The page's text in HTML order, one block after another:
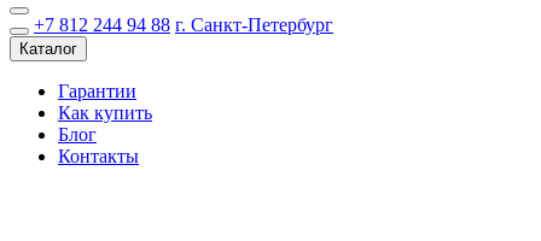
+7 812 244 94 88 г. Санкт-Петербург
Каталог
Гарантии
Как купить
Блог
Контакты